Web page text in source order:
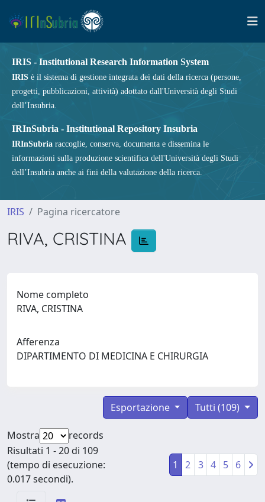
IRIS - Institutional Research Information System
IRIS è il sistema di gestione integrata dei dati della ricerca (persone,
progetti, pubblicazioni, attività) adottato dall'Università degli Studi
dell’Insubria.
IRInSubria - Institutional Repository Insubria
IRInSubria raccoglie, conserva, documenta e dissemina le
informazioni sulla produzione scientifica dell'Università degli Studi
dell’Insubria anche ai fini della valutazione della ricerca.
IRIS Pagina ricercatore
RIVA, CRISTINA
Nome completo
RIVA, CRISTINA
Afferenza
DIPARTIMENTO DI MEDICINA E CHIRURGIA
Tutti (109)
Esportazione
Mostra
records
Risultati 1 - 20 di 109
(tempo di esecuzione:
0.017 secondi).
1 2 3 4 5 6